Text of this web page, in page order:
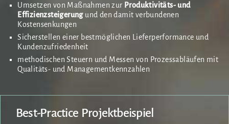
Umsetzen von Maßnahmen zur Produktivitäts- und
Effizienzsteigerungund den damit verbundenen
Kostensenkungen
Sicherstellen einer bestmöglichen Lieferperformance und
Kundenzufriedenheit
methodischen Steuern und Messen von Prozessabläufen mit
Qualitäts- und Managementkennzahlen
Best-Practice Projektbeispiel